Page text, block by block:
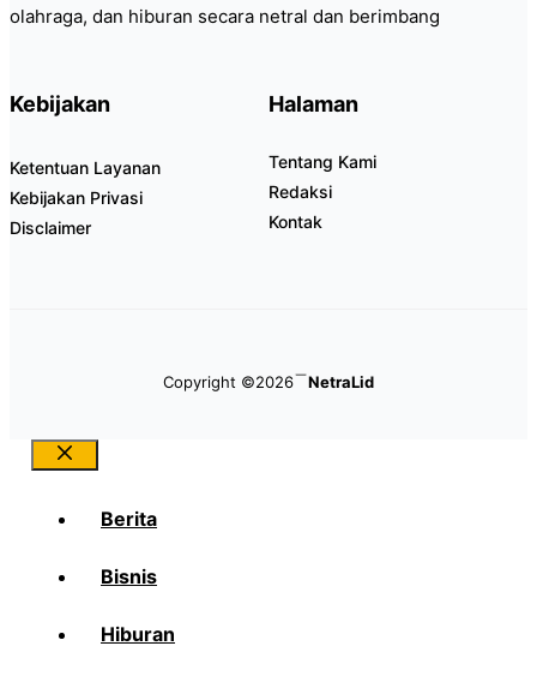
olahraga, dan hiburan secara netral dan berimbang
Kebijakan
Ketentuan Layanan
Kebijakan Privasi
Disclaimer
Halaman
Tentang Kami
Redaksi
Kontak
Copyright ©2026 NetraLid
Close
Berita
Bisnis
Hiburan